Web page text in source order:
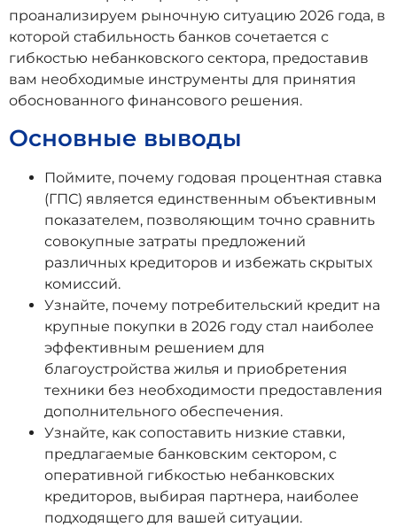
проанализируем рыночную ситуацию 2026 года, в
которой стабильность банков сочетается с
гибкостью небанковского сектора, предоставив
вам необходимые инструменты для принятия
обоснованного финансового решения.
Основные выводы
Поймите, почему годовая процентная ставка
(ГПС) является единственным объективным
показателем, позволяющим точно сравнить
совокупные затраты предложений
различных кредиторов и избежать скрытых
комиссий.
Узнайте, почему потребительский кредит на
крупные покупки в 2026 году стал наиболее
эффективным решением для
благоустройства жилья и приобретения
техники без необходимости предоставления
дополнительного обеспечения.
Узнайте, как сопоставить низкие ставки,
предлагаемые банковским сектором, с
оперативной гибкостью небанковских
кредиторов, выбирая партнера, наиболее
подходящего для вашей ситуации.